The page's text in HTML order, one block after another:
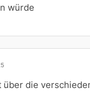
würde
über die